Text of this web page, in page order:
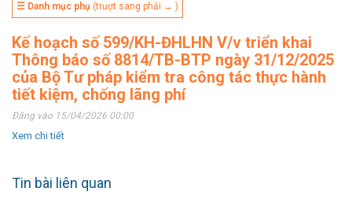
☰ Danh mục phụ (trượt sang phải → )
Kế hoạch số 599/KH-ĐHLHN V/v triển khai
Thông báo số 8814/TB-BTP ngày 31/12/2025
của Bộ Tư pháp kiểm tra công tác thực hành
tiết kiệm, chống lãng phí
Đăng vào 15/04/2026 00:00
Xem chi tiết
Tin bài liên quan